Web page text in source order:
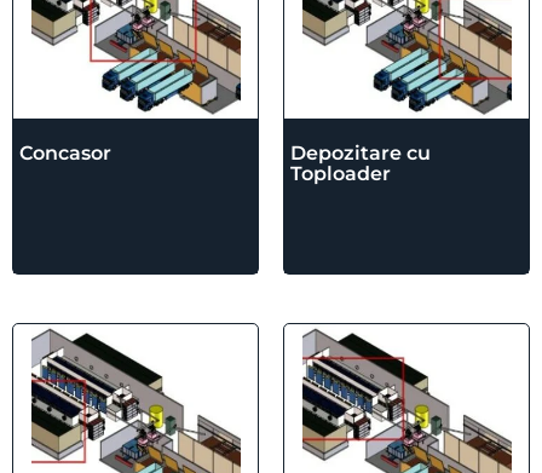
Concasor
Depozitare cu
Toploader